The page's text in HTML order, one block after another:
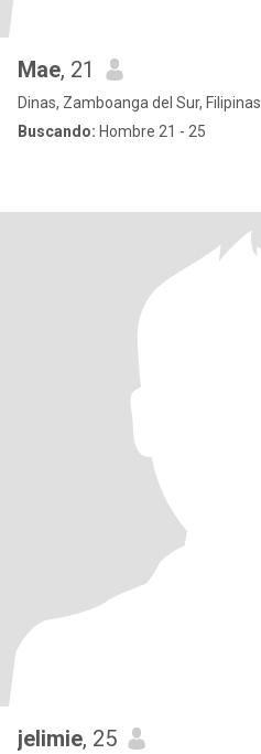
Mae, 21
Dinas, Zamboanga del Sur, Filipinas
Buscando: Hombre 21 - 25
jelimie, 25